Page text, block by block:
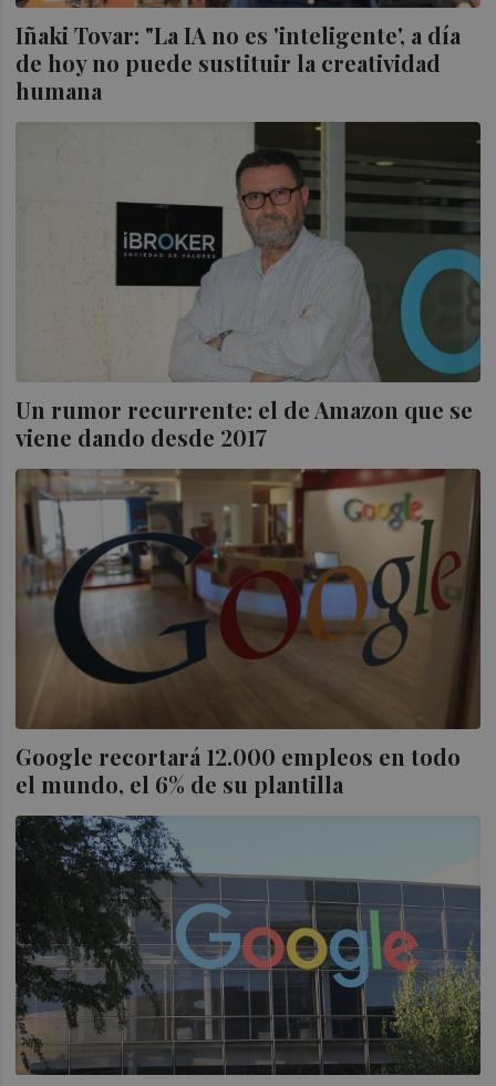
Iñaki Tovar: "La IA no es 'inteligente', a día
de hoy no puede sustituir la creatividad
humana
Un rumor recurrente: el de Amazon que se
viene dando desde 2017
Google recortará 12.000 empleos en todo
el mundo, el 6% de su plantilla